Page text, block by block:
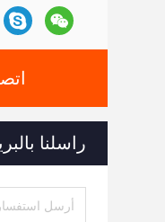
راسلنا